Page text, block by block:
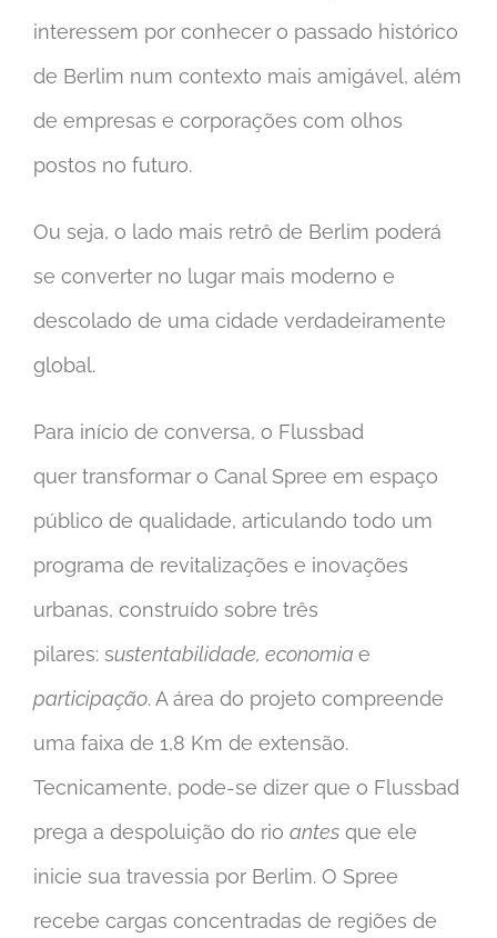
interessem por conhecer o passado histórico
de Berlim num contexto mais amigável, além
de empresas e corporações com olhos
postos no futuro.
Ou seja, o lado mais retrô de Berlim poderá
se converter no lugar mais moderno e
descolado de uma cidade verdadeiramente
global.
Para início de conversa, o Flussbad
quer transformar o Canal Spree em espaço
público de qualidade, articulando todo um
programa de revitalizações e inovações
urbanas, construído sobre três
pilares: sustentabilidade, economia e
participação. A área do projeto compreende
uma faixa de 1,8 Km de extensão.
Tecnicamente, pode-se dizer que o Flussbad
prega a despoluição do rio antes que ele
inicie sua travessia por Berlim. O Spree
recebe cargas concentradas de regiões de